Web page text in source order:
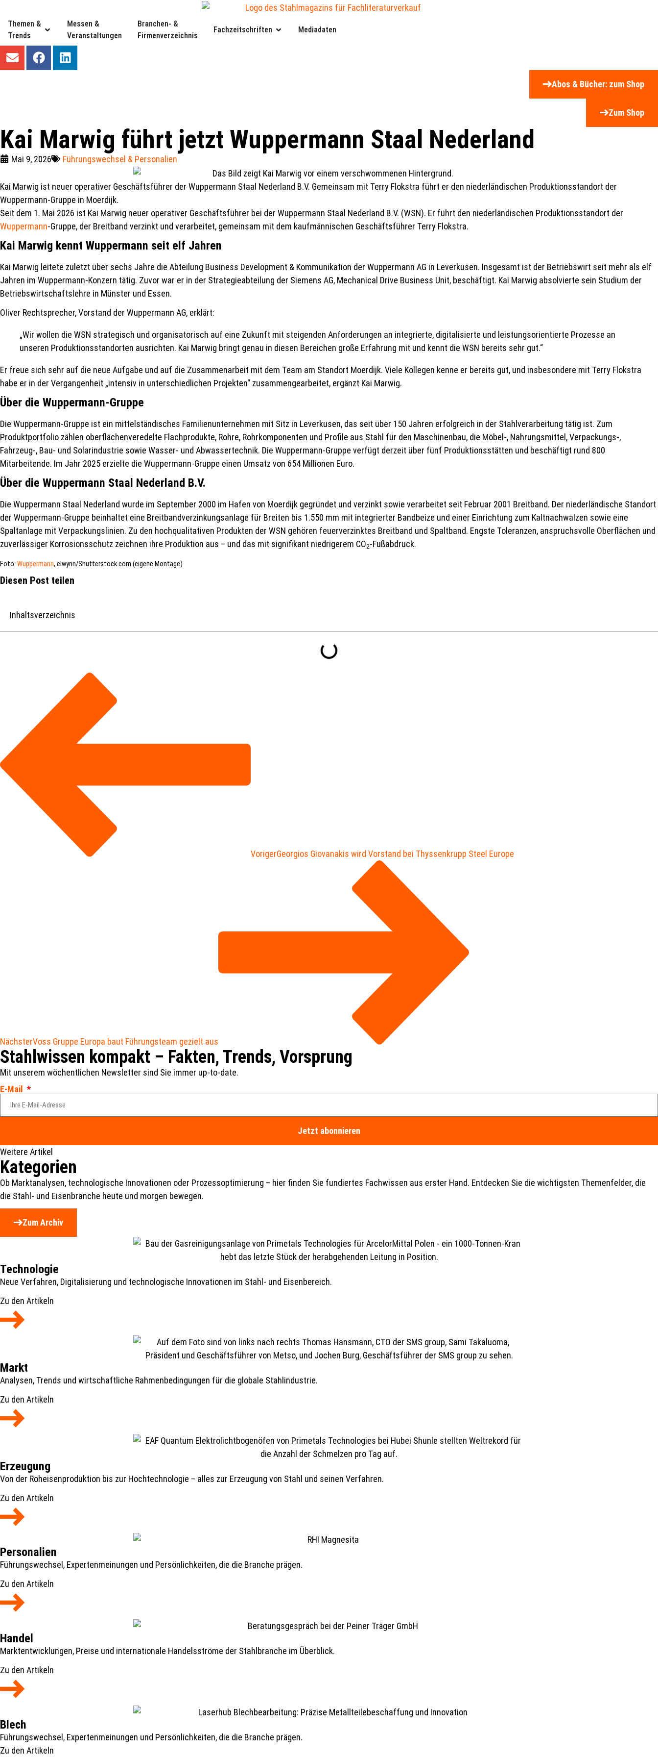
Themen &
Trends
Messen &
Veranstaltungen
Branchen- &
Firmenverzeichnis
Fachzeitschriften Mediadaten
Abos & Bücher: zum Shop
Zum Shop
Kai Marwig führt jetzt Wuppermann Staal Nederland
Mai 9, 2026 Führungswechsel & Personalien
Kai Marwig ist neuer operativer Geschäftsführer der Wuppermann Staal Nederland B.V. Gemeinsam mit Terry Flokstra führt er den niederländischen Produktionsstandort der
Wuppermann-Gruppe in Moerdijk.
Seit dem 1. Mai 2026 ist Kai Marwig neuer operativer Geschäftsführer bei der Wuppermann Staal Nederland B.V. (WSN). Er führt den niederländischen Produktionsstandort der
Wuppermann-Gruppe, der Breitband verzinkt und verarbeitet, gemeinsam mit dem kaufmännischen Geschäftsführer Terry Flokstra.
Kai Marwig kennt Wuppermann seit elf Jahren
Kai Marwig leitete zuletzt über sechs Jahre die Abteilung Business Development & Kommunikation der Wuppermann AG in Leverkusen. Insgesamt ist der Betriebswirt seit mehr als elf
Jahren im Wuppermann-Konzern tätig. Zuvor war er in der Strategieabteilung der Siemens AG, Mechanical Drive Business Unit, beschäftigt. Kai Marwig absolvierte sein Studium der
Betriebswirtschaftslehre in Münster und Essen.
Oliver Rechtsprecher, Vorstand der Wuppermann AG, erklärt:
„Wir wollen die WSN strategisch und organisatorisch auf eine Zukunft mit steigenden Anforderungen an integrierte, digitalisierte und leistungsorientierte Prozesse an
unseren Produktionsstandorten ausrichten. Kai Marwig bringt genau in diesen Bereichen große Erfahrung mit und kennt die WSN bereits sehr gut.“
Er freue sich sehr auf die neue Aufgabe und auf die Zusammenarbeit mit dem Team am Standort Moerdijk. Viele Kollegen kenne er bereits gut, und insbesondere mit Terry Flokstra
habe er in der Vergangenheit „intensiv in unterschiedlichen Projekten“ zusammengearbeitet, ergänzt Kai Marwig.
Über die Wuppermann-Gruppe
Die Wuppermann-Gruppe ist ein mittelständisches Familienunternehmen mit Sitz in Leverkusen, das seit über 150 Jahren erfolgreich in der Stahlverarbeitung tätig ist. Zum
Produktportfolio zählen oberflächenveredelte Flachprodukte, Rohre, Rohrkomponenten und Profile aus Stahl für den Maschinenbau, die Möbel-, Nahrungsmittel, Verpackungs-,
Fahrzeug-, Bau- und Solarindustrie sowie Wasser- und Abwassertechnik. Die Wuppermann-Gruppe verfügt derzeit über fünf Produktionsstätten und beschäftigt rund 800
Mitarbeitende. Im Jahr 2025 erzielte die Wuppermann-Gruppe einen Umsatz von 654 Millionen Euro.
Über die Wuppermann Staal Nederland B.V.
Die Wuppermann Staal Nederland wurde im September 2000 im Hafen von Moerdijk gegründet und verzinkt sowie verarbeitet seit Februar 2001 Breitband. Der niederländische Standort
der Wuppermann-Gruppe beinhaltet eine Breitbandverzinkungsanlage für Breiten bis 1.550 mm mit integrierter Bandbeize und einer Einrichtung zum Kaltnachwalzen sowie eine
Spaltanlage mit Verpackungslinien. Zu den hochqualitativen Produkten der WSN gehören feuerverzinktes Breitband und Spaltband. Engste Toleranzen, anspruchsvolle Oberflächen und
zuverlässiger Korrosionsschutz zeichnen ihre Produktion aus – und das mit signifikant niedrigerem CO2-Fußabdruck.
Foto: Wuppermann, elwynn/Shutterstock.com (eigene Montage)
Diesen Post teilen
Inhaltsverzeichnis
VorigerGeorgios Giovanakis wird Vorstand bei Thyssenkrupp Steel Europe
NächsterVoss Gruppe Europa baut Führungsteam gezielt aus
Stahlwissen kompakt – Fakten, Trends, Vorsprung
Mit unserem wöchentlichen Newsletter sind Sie immer up-to-date.
E-Mail
Jetzt abonnieren
Weitere Artikel
Kategorien
Ob Marktanalysen, technologische Innovationen oder Prozessoptimierung – hier finden Sie fundiertes Fachwissen aus erster Hand. Entdecken Sie die wichtigsten Themenfelder, die
die Stahl- und Eisenbranche heute und morgen bewegen.
Zum Archiv
Technologie
Neue Verfahren, Digitalisierung und technologische Innovationen im Stahl- und Eisenbereich.
Zu den Artikeln
Markt
Analysen, Trends und wirtschaftliche Rahmenbedingungen für die globale Stahlindustrie.
Zu den Artikeln
Erzeugung
Von der Roheisenproduktion bis zur Hochtechnologie – alles zur Erzeugung von Stahl und seinen Verfahren.
Zu den Artikeln
Personalien
Führungswechsel, Expertenmeinungen und Persönlichkeiten, die die Branche prägen.
Zu den Artikeln
Handel
Marktentwicklungen, Preise und internationale Handelsströme der Stahlbranche im Überblick.
Zu den Artikeln
Blech
Führungswechsel, Expertenmeinungen und Persönlichkeiten, die die Branche prägen.
Zu den Artikeln